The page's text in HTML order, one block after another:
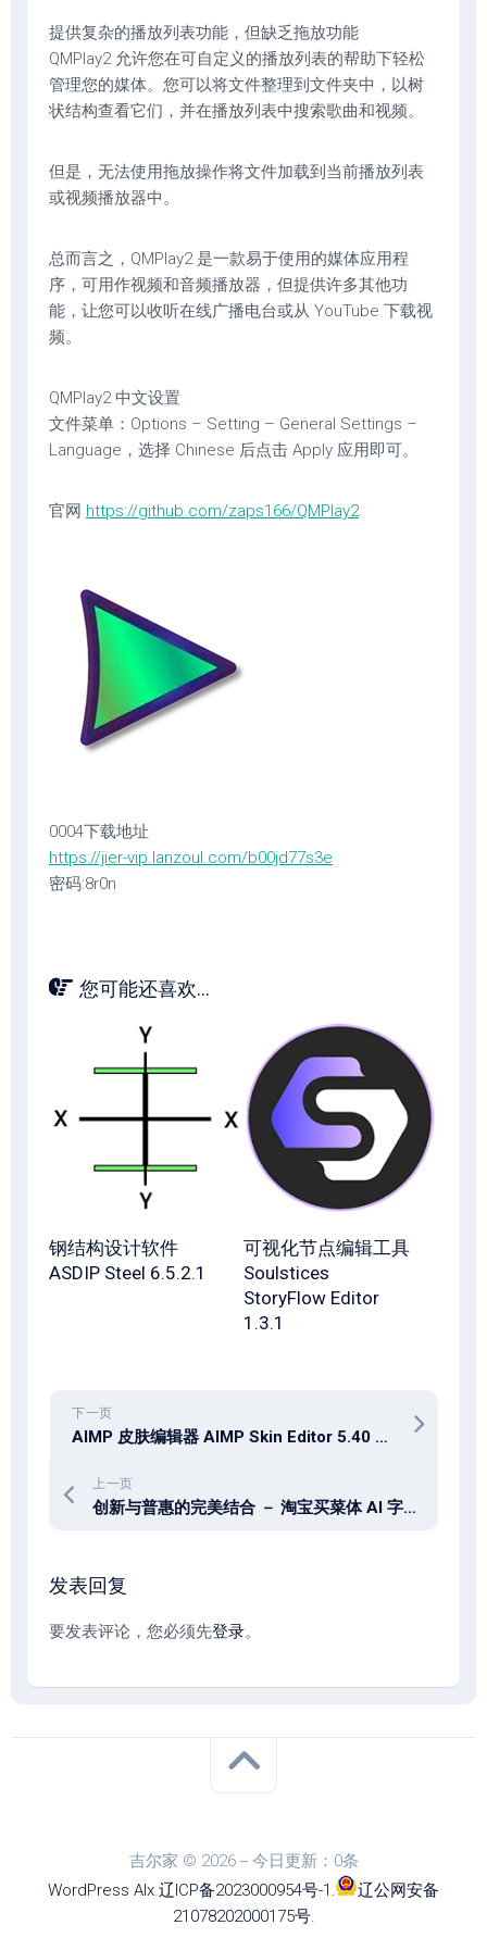
提供复杂的播放列表功能，但缺乏拖放功能
QMPlay2 允许您在可自定义的播放列表的帮助下轻松
管理您的媒体。您可以将文件整理到文件夹中，以树
状结构查看它们，并在播放列表中搜索歌曲和视频。
但是，无法使用拖放操作将文件加载到当前播放列表
或视频播放器中。
总而言之，QMPlay2 是一款易于使用的媒体应用程
序，可用作视频和音频播放器，但提供许多其他功
能，让您可以收听在线广播电台或从 YouTube 下载视
频。
QMPlay2 中文设置
文件菜单：Options – Setting – General Settings –
Language，选择 Chinese 后点击 Apply 应用即可。
官网 https://github.com/zaps166/QMPlay2
0004下载地址
https://jier-vip.lanzoul.com/b00jd77s3e
密码:8r0n
您可能还喜欢...
钢结构设计软件
ASDIP Steel 6.5.2.1
可视化节点编辑工具
Soulstices
StoryFlow Editor
1.3.1
下一页
AIMP 皮肤编辑器 AIMP Skin Editor 5.40 Build 1405 中文绿色版
上一页
创新与普惠的完美结合 － 淘宝买菜体 AI 字体
发表回复
要发表评论，您必须先登录。
吉尔家 © 2026－今日更新：0条
WordPress Alx.辽ICP备2023000954号-1 .
辽公网安备
21078202000175号.